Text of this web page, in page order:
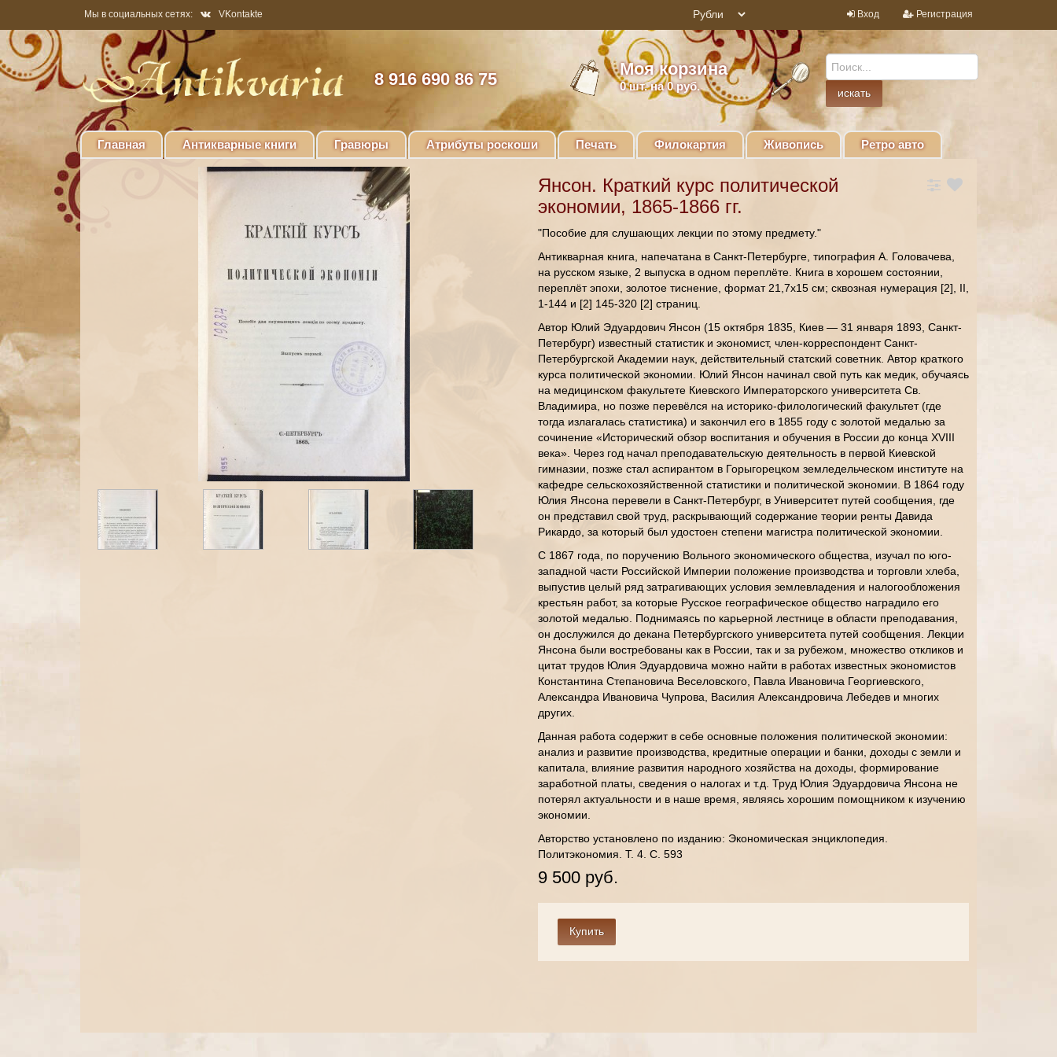
Мы в социальных сетях: VKontakte Вход Регистрация
8 916 690 86 75
Моя корзина
0шт. на 0 руб.
Главная Антикварные книги Гравюры Атрибуты роскоши Печать Филокартия Живопись Ретро авто
Янсон. Краткий курс политической
экономии, 1865-1866 гг.
"Пособие для слушающих лекции по этому предмету."
Антикварная книга, напечатана в Санкт-Петербурге, типография А. Головачева,
на русском языке, 2 выпуска в одном переплёте. Книга в хорошем состоянии,
переплёт эпохи, золотое тиснение, формат 21,7х15 см; сквозная нумерация [2], II,
1-144 и [2] 145-320 [2] страниц.
Автор Юлий Эдуардович Янсон (15 октября 1835, Киев — 31 января 1893, Санкт-
Петербург) известный статистик и экономист, член-корреспондент Санкт-
Петербургской Академии наук, действительный статский советник. Автор краткого
курса политической экономии. Юлий Янсон начинал свой путь как медик, обучаясь
на медицинском факультете Киевского Императорского университета Св.
Владимира, но позже перевёлся на историко-филологический факультет (где
тогда излагалась статистика) и закончил его в 1855 году с золотой медалью за
сочинение «Исторический обзор воспитания и обучения в России до конца XVIII
века». Через год начал преподавательскую деятельность в первой Киевской
гимназии, позже стал аспирантом в Горыгорецком земледельческом институте на
кафедре сельскохозяйственной статистики и политической экономии. В 1864 году
Юлия Янсона перевели в Санкт-Петербург, в Университет путей сообщения, где
он представил свой труд, раскрывающий содержание теории ренты Давида
Рикардо, за который был удостоен степени магистра политической экономии.
С 1867 года, по поручению Вольного экономического общества, изучал по юго-
западной части Российской Империи положение производства и торговли хлеба,
выпустив целый ряд затрагивающих условия землевладения и налогообложения
крестьян работ, за которые Русское географическое общество наградило его
золотой медалью. Поднимаясь по карьерной лестнице в области преподавания,
он дослужился до декана Петербургского университета путей сообщения. Лекции
Янсона были востребованы как в России, так и за рубежом, множество откликов и
цитат трудов Юлия Эдуардовича можно найти в работах известных экономистов
Константина Степановича Веселовского, Павла Ивановича Георгиевского,
Александра Ивановича Чупрова, Василия Александровича Лебедев и многих
других.
Данная работа содержит в себе основные положения политической экономии:
анализ и развитие производства, кредитные операции и банки, доходы с земли и
капитала, влияние развития народного хозяйства на доходы, формирование
заработной платы, сведения о налогах и т.д. Труд Юлия Эдуардовича Янсона не
потерял актуальности и в наше время, являясь хорошим помощником к изучению
экономии.
Авторство установлено по изданию: Экономическая энциклопедия.
Политэкономия. Т. 4. С. 593
9 500 руб.